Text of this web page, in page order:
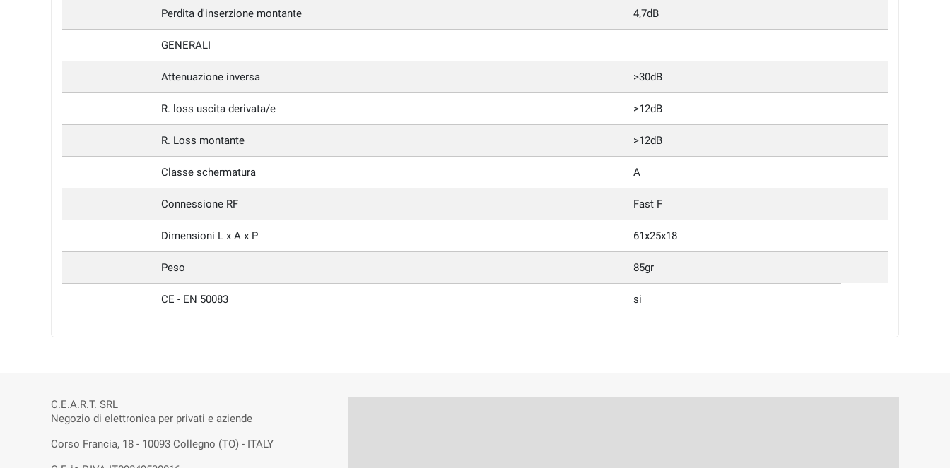
Perdita d'inserzione montante 4,7dB
GENERALI
Attenuazione inversa >30dB
R. loss uscita derivata/e >12dB
R. Loss montante >12dB
Classe schermatura A
Connessione RF Fast F
Dimensioni L x A x P 61x25x18
Peso 85gr
CE - EN 50083 si
C.E.A.R.T. SRL
Negozio di elettronica per privati e aziende
Corso Francia, 18 - 10093 Collegno (TO) - ITALY